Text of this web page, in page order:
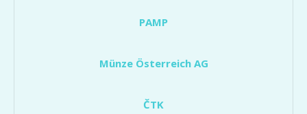
PAMP
Münze Österreich AG
ČTK